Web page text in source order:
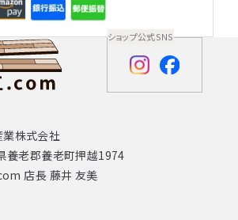
業株式会社
養老郡養老町押越1974
店長 藤井 友美
ショップ公式SNS